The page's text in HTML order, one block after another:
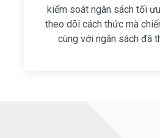
kiểm soát ngân sách tối
theo dõi cách thức mà
cùng với ngân sách đã